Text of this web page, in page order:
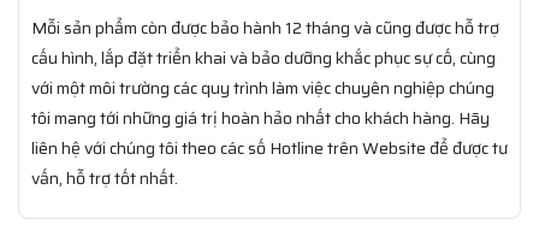
Mỗi sản phẩm còn được bảo hành 12 tháng và cũng được hỗ trợ
cấu hình, lắp đặt triển khai và bảo dưỡng khắc phục sự cố, cùng
với một môi trường các quy trình làm việc chuyên nghiệp chúng
tôi mang tới những giá trị hoàn hảo nhất cho khách hàng. Hãy
liên hệ với chúng tôi theo các số Hotline trên Website để được tư
vấn, hỗ trợ tốt nhất.